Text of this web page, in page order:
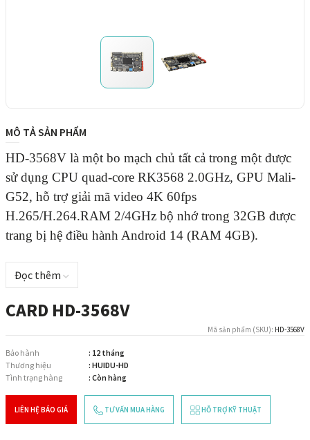
MÔ TẢ SẢN PHẨM
HD-3568V là một bo mạch chủ tất cả trong một được
sử dụng CPU quad-core RK3568 2.0GHz, GPU Mali-
G52, hỗ trợ giải mã video 4K 60fps
H.265/H.264.RAM 2/4GHz bộ nhớ trong 32GB được
trang bị hệ điều hành Android 14 (RAM 4GB).
Đọc thêm
CARD HD-3568V
Mã sản phẩm (SKU): HD-3568V
Bảo hành
: 12 tháng
Thương hiệu
: HUIDU-HD
Tình trạng hàng
: Còn hàng
LIÊN HỆ BÁO GIÁ TƯ VẤN MUA HÀNG HỖ TRỢ KỸ THUẬT